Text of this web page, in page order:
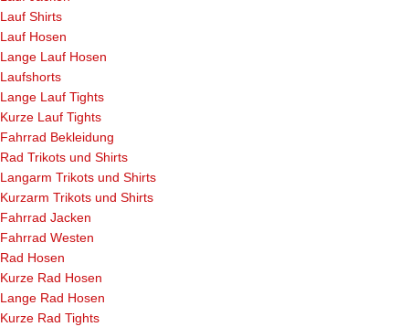
Lauf Shirts
Lauf Hosen
Lange Lauf Hosen
Laufshorts
Lange Lauf Tights
Kurze Lauf Tights
Fahrrad Bekleidung
Rad Trikots und Shirts
Langarm Trikots und Shirts
Kurzarm Trikots und Shirts
Fahrrad Jacken
Fahrrad Westen
Rad Hosen
Kurze Rad Hosen
Lange Rad Hosen
Kurze Rad Tights